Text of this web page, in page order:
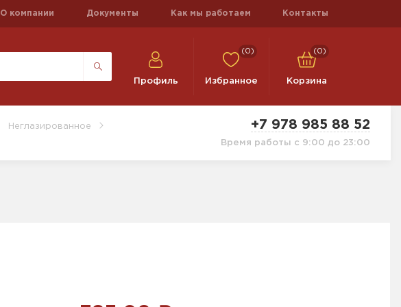
О компании Документы Как мы работаем Контакты
Профиль
(0)
Избранное
(0)
Корзина
Неглазированное
+7 978 985 88 52
Время работы с 9:00 до 23:00